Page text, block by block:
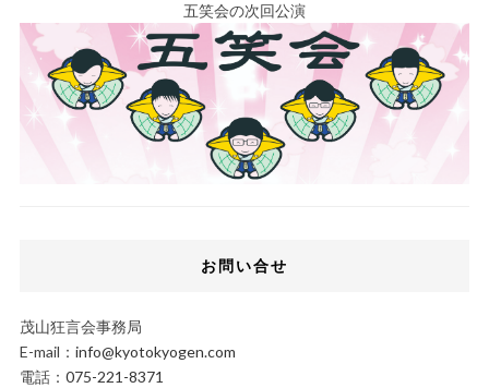
五笑会の次回公演
お問い合せ
茂山狂言会事務局
E-mail： info@kyotokyogen.com
電話： 075-221-8371